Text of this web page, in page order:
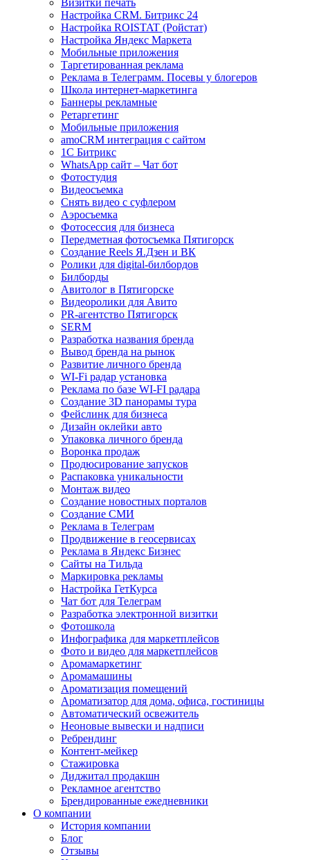
Визитки печать
Настройка CRM. Битрикс 24
Настройка ROISTAT (Ройстат)
Настройка Яндекс Маркета
Мобильные приложения
Таргетированная реклама
Реклама в Телеграмм. Посевы у блогеров
Школа интернет-маркетинга
Баннеры рекламные
Ретаргетинг
Мобильные приложения
amoCRM интеграция с сайтом
1С Битрикс
WhatsApp сайт – Чат бот
Фотостудия
Видеосъемка
Снять видео с суфлером
Аэросъемка
Фотосессия для бизнеса
Передметная фотосъемка Пятигорск
Создание Reels Я.Дзен и ВК
Ролики для digital-билбордов
Билборды
Авитолог в Пятигорске
Видеоролики для Авито
PR-агентство Пятигорск
SERM
Разработка названия бренда
Вывод бренда на рынок
Развитие личного бренда
WI-Fi радар установка
Реклама по базе WI-FI радара
Создание 3D панорамы тура
Фейслинк для бизнеса
Дизайн оклейки авто
Упаковка личного бренда
Воронка продаж
Продюсирование запусков
Распаковка уникальности
Монтаж видео
Создание новостных порталов
Cоздание СМИ
Реклама в Телеграм
Продвижение в геосервисах
Реклама в Яндекс Бизнес
Сайты на Тильда
Маркировка рекламы
Настройка ГетКурса
Чат бот для Телеграм
Разработка электронной визитки
Фотошкола
Инфографика для маркетплейсов
Фото и видео для маркетплейсов
Аромамаркетинг
Аромамашины
Ароматизация помещений
Ароматизатор для дома, офиса, гостиницы
Автоматический освежитель
Неоновые вывески и надписи
Ребрендинг
Контент-мейкер
Стажировка
Диджитал продакшн
Рекламное агентство
Брендированные ежедневники
О компании
История компании
Блог
Отзывы